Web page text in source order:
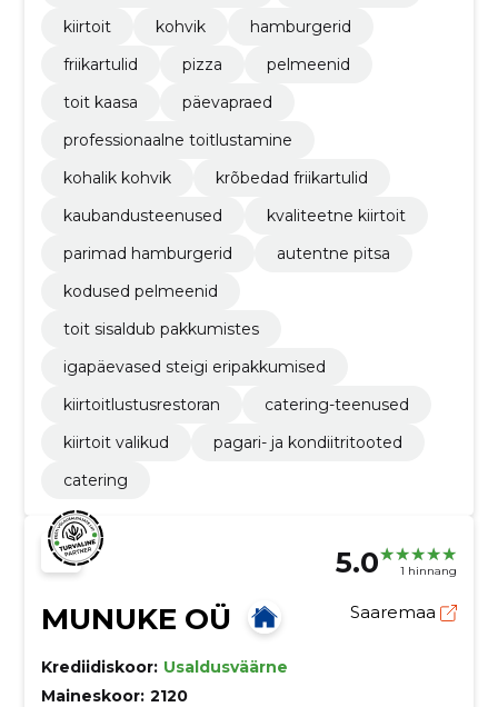
kiirtoit
kohvik
hamburgerid
friikartulid
pizza
pelmeenid
toit kaasa
päevapraed
professionaalne toitlustamine
kohalik kohvik
krõbedad friikartulid
kaubandusteenused
kvaliteetne kiirtoit
parimad hamburgerid
autentne pitsa
kodused pelmeenid
toit sisaldub pakkumistes
igapäevased steigi eripakkumised
kiirtoitlustusrestoran
catering-teenused
kiirtoit valikud
pagari- ja kondiitritooted
catering
5.0 1 hinnang
MUNUKE OÜ Saaremaa
Krediidiskoor: Usaldusväärne
Maineskoor: 2120